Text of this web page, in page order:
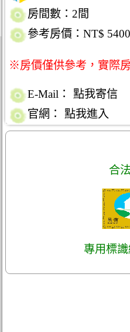
房間數：2間
參考房價：NT$
※房價僅供參考，實際
E-Mail：
點我寄信
官網：
點我進入
合
專用標